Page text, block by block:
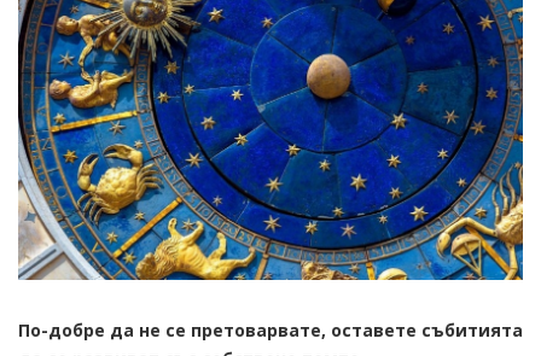
По-добре да не се претоварвате, оставете събитията